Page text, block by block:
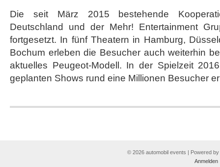
Die seit März 2015 bestehende
Deutschland und der Mehr! Entertainment
fortgesetzt. In fünf Theatern in Hamburg,
Bochum erleben die Besucher auch weiterhin
aktuelles Peugeot-Modell. In der Spielzeit
geplanten Shows rund eine Millionen Besucher
© 2026 automobil events | Powered by
Anmelden|